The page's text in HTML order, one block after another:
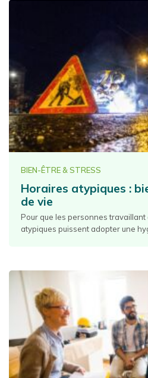
BIEN-ÊTRE & STRESS
Horaires atypiques :
de vie
Pour que les personnes
atypiques puissent adopter une